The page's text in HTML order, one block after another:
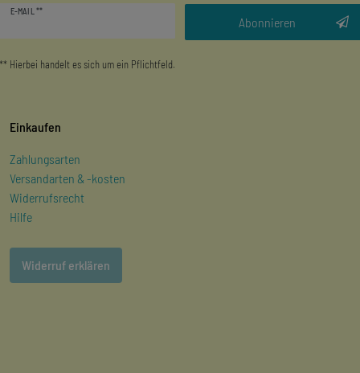
E-MAIL **
Abonnieren
** Hierbei handelt es sich um ein Pflichtfeld.
Einkaufen
Zahlungsarten
Versandarten & -kosten
Widerrufsrecht
Hilfe
Widerruf erklären